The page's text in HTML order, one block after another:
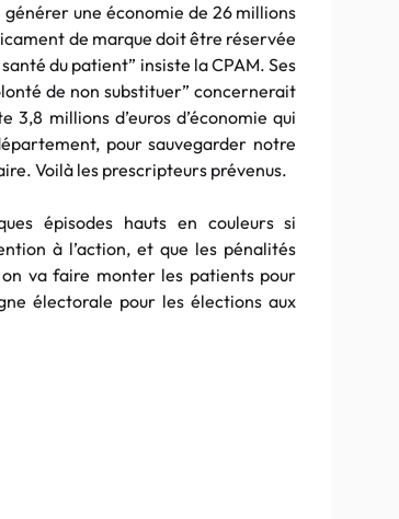
une économie de 26 millions
de marque doit être réservée
du patient” insiste la CPAM. Ses
de non substituer” concernerait
millions d’euros d’économie qui
pour sauvegarder notre
Voilà les prescripteurs prévenus.
épisodes hauts en couleurs si
à l’action, et que les pénalités
on va faire monter les patients pour
électorale pour les élections aux